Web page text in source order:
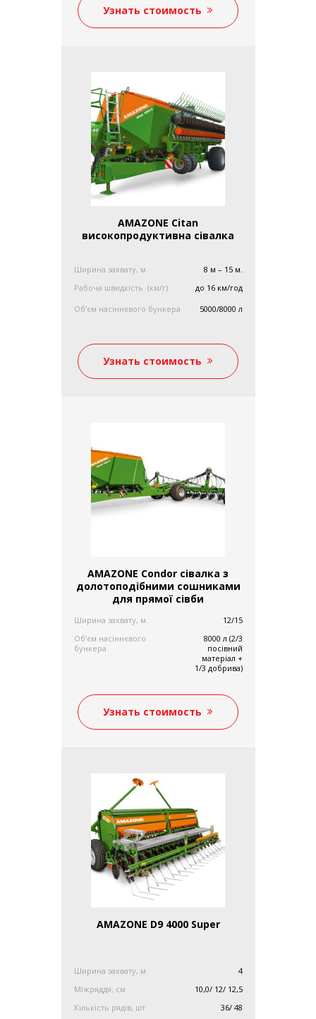
Узнать стоимость
AMAZONE Citan
високопродуктивна сівалка
Ширина захвату, м
8 м – 15 м.
Рабоча швидкість (км/г)
до 16 км/год
Об’єм насіннєвого бункера
5000/8000 л
Узнать стоимость
AMAZONE Condor сівалка з
долотоподібними сошниками
для прямої сівби
Ширина захвату, м.
12/15
Об’єм насіннєвого
бункера
8000 л (2/3
посівний
матеріал +
1/3 добрива)
Узнать стоимость
AMAZONE D9 4000 Super
Ширина захвату, м
4
Міжряддя, см
10,0/ 12/ 12,5
Кількість рядів, шт.
36/ 48